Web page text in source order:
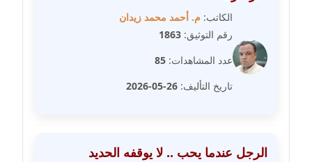
مدونة سحر أبو العلا
عاملة
مدونة سحر حسب الله
الكاتب: م. أحمد محمد زيدان
رقم التوثيق: 1863
عدد المشاهدات: 85
تاريخ التأليف: 26-05-2026
الرجل عندما يحب .. لا يوقفه الحديد